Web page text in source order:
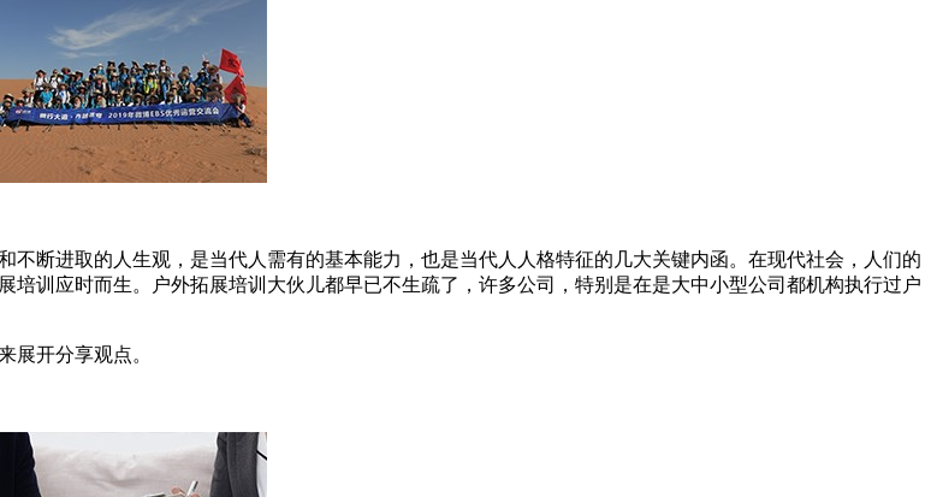
断进取的人生观，是当代人需有的基本能力，也是当代人人格特征的几大关键内函。在现代社会，人们的
训应时而生。户外拓展培训大伙儿都早已不生疏了，许多公司，特别是在是大中小型公司都机构执行过户
展开分享观点。